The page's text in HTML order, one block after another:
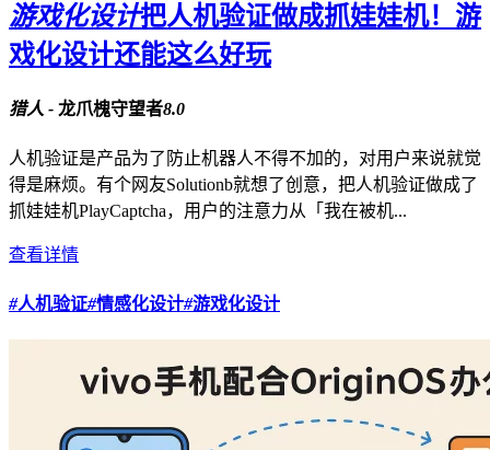
游戏化设计把人机验证做成抓娃娃机！游
戏化设计还能这么好玩
猎人 - 龙爪槐守望者8.0
人机验证是产品为了防止机器人不得不加的，对用户来说就觉
得是麻烦。有个网友Solutionb就想了创意，把人机验证做成了
抓娃娃机PlayCaptcha，用户的注意力从「我在被机...
查看详情
#人机验证#情感化设计#游戏化设计